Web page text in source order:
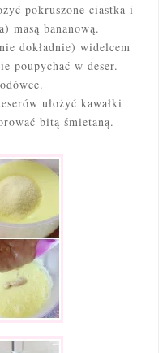
pokruszone ciastka i
masą bananową.
dokładnie) widelcem
poupychać w deser.
ułożyć kawałki
bitą śmietaną.